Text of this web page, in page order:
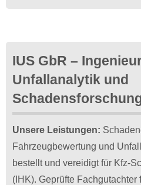
IUS GbR –
Unfallanalytik und
Unsere Leistungen:
Fahrzeugbewertung und
bestellt und vereidigt für Kfz-
(IHK). Geprüfte